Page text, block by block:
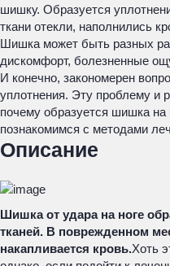
шишку. Образуется
ткани отекли, наполнились
Шишка может быть разных
дискомфорт, болезненные
И конечно, закономерен
уплотнения. Эту проблему и
почему образуется шишка
познакомимся с методами
Описание
Шишка от удара на ноге
тканей. В поврежденном
накапливается кровь.Хоть